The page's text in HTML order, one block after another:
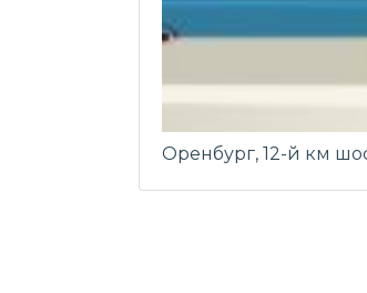
Оренбург, 12-й км